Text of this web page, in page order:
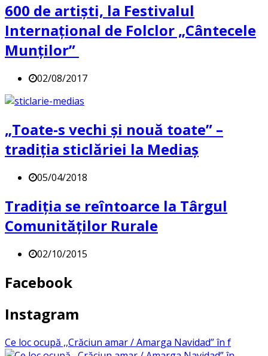
600 de artiști, la Festivalul
Internațional de Folclor „Cântecele
Munților”
02/08/2017
„Toate-s vechi și nouă toate” –
tradiția sticlăriei la Mediaș
05/04/2018
Tradiția se reîntoarce la Târgul
Comunităților Rurale
02/10/2015
Facebook
Instagram
Ce loc ocupă ,,Crăciun amar / Amarga Navidad” în f